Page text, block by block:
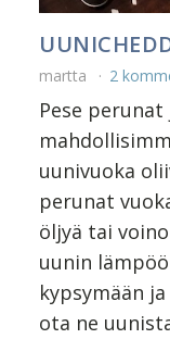
martta 2
Pese
uunivuoka
perunat
öljyä tai
uunin
kypsymään
ota ne